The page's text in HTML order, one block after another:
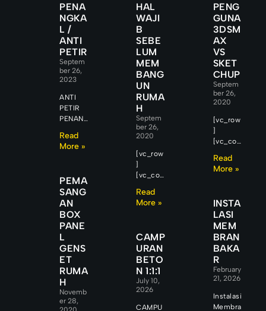
PENA
NGKA
L /
ANTI
PETIR
Septem
ber 26,
2023
ANTI
PETIR
PENAN
SAMBA
RAN
pemilik
bangun
an
mengan
ggap
sambar
an petir
sebagai
peristiw
a yang
jarang
terjadi
Read
More »
PEMA
SANG
AN
BOX
PANE
L
GENS
ET
RUMA
H
Novemb
er 28,
HAL
WAJI
B
SEBE
LUM
MEM
BANG
UN
RUMA
H
Septem
ber 26,
2020
[vc_row
]
[vc_col
[vc_col
umn_te
Sebelu
m
Memba
ngun
Rumah
1. Lokasi
Bangun
Read
More »
CAMP
URAN
BETO
N 1:1:1
July 10,
2026
CAMPU
PENG
GUNA
3DSM
AX
VS
SKET
CHUP
Septem
ber 26,
2020
[vc_row
]
[vc_col
[vc_col
umn_te
na
3DsMax
vs
Sketchu
p
Banyak
softwar
e
rumah
Read
More »
INSTA
LASI
MEM
BRAN
BAKA
R
February
21, 2026
Instalasi
Membra